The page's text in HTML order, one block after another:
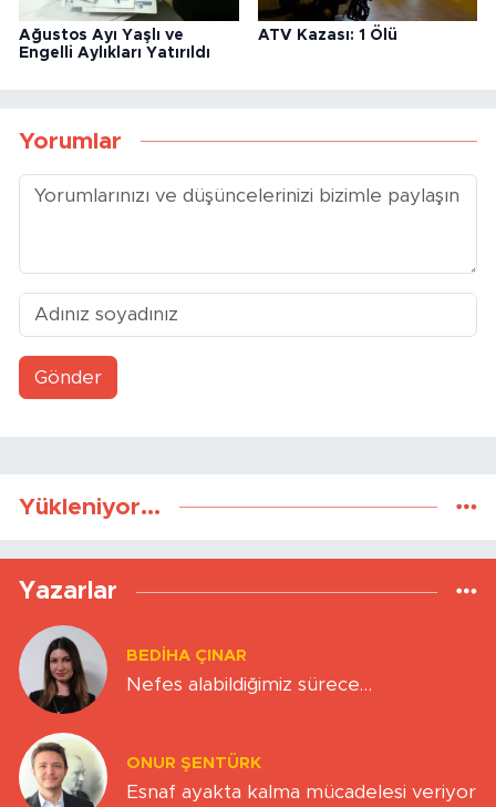
Ağustos Ayı Yaşlı ve
Engelli Aylıkları Yatırıldı
ATV Kazası: 1 Ölü
Yorumlar
Gönder
Yükleniyor...
Yazarlar
BEDIHA ÇINAR
Nefes alabildiğimiz sürece…
ONUR ŞENTÜRK
Esnaf ayakta kalma mücadelesi veriyor